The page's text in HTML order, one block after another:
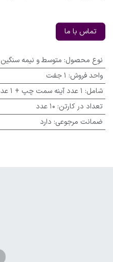
تماس با ما
نوع محصول: متوسط و نیمه سنگین
واحد فروش: 1 جفت
شامل: 1 عدد آینه سمت چپ + 1 عدد آینه سمت راست
تعداد در کارتن: 10 عدد
ضمانت مرجوعی: دارد